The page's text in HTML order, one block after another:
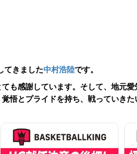
てきました中村浩陸です。
も感謝しています。そして、地元愛
悟とプライドを持ち、戦っていきた